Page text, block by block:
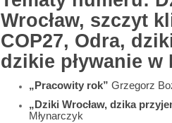
Wrocław, szczyt
COP27, Odra,
dzikie pływanie w
„Pracowity rok” Grzegorz
„Dziki Wrocław, dzika
Młynarczyk